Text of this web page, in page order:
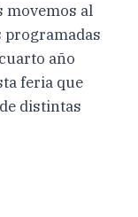
movemos al
programadas
año
feria que
distintas